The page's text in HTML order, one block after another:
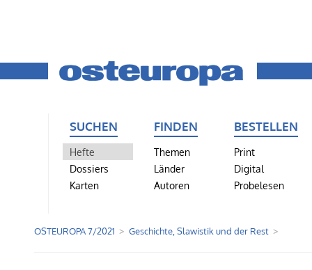
SUCHEN
Hefte
Dossiers
Karten
FINDEN
Themen
Länder
Autoren
BESTELLEN
Print
Digital
Probelesen
OSTEUROPA 7/2021 Geschichte, Slawistik und der Rest